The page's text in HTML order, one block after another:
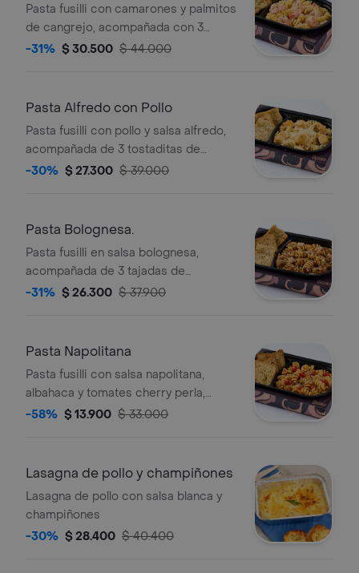
Pasta fusilli con camarones y palmitos
de cangrejo, acompañada con 3
tajadas de tostaditas a las finas
-31% $ 30.500 $ 44.000
Pasta Alfredo con Pollo
Pasta fusilli con pollo y salsa alfredo,
acompañada de 3 tostaditas de
tostadas a las finas hierbas.
-30% $ 27.300 $ 39.000
Pasta Bolognesa.
Pasta fusilli en salsa bolognesa,
acompañada de 3 tajadas de
tostaditas a las finas hierbas.
-31% $ 26.300 $ 37.900
Pasta Napolitana
Pasta fusilli con salsa napolitana,
albahaca y tomates cherry perla,
acompañada de 3 tajadas de
-58% $ 13.900 $ 33.000
Lasagna de pollo y champiñones
Lasagna de pollo con salsa blanca y
champiñones
-30% $ 28.400 $ 40.400